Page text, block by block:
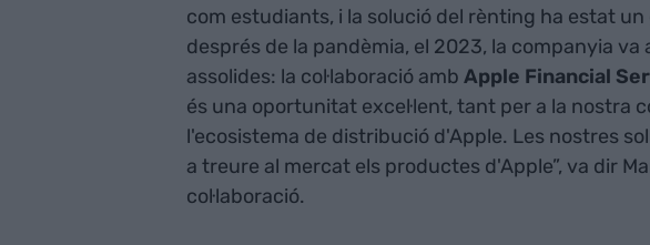
com estudiants, i la solució del rènting ha estat
després de la pandèmia, el 2023, la companyia
assolides: la col·laboració amb Apple Financial
és una oportunitat excel·lent, tant per a la nostra
l'ecosistema de distribució d'Apple. Les nostres
a treure al mercat els productes d'Apple”, va dir
col·laboració.